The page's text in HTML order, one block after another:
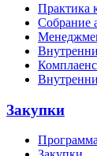
Практика
Собрание
Комплаенс
Закупки